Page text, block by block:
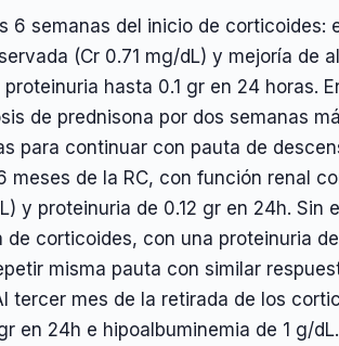
6 semanas del inicio de
(Cr 0.71 mg/dL) y mejoría de
hasta 0.1 gr en 24 horas.
de prednisona por dos semanas
para continuar con pauta de
meses de la RC, con función renal
y proteinuria de 0.12 gr en 24h.
de corticoides, con una proteinuria
misma pauta con similar
tercer mes de la retirada de los
en 24h e hipoalbuminemia de 1 g/